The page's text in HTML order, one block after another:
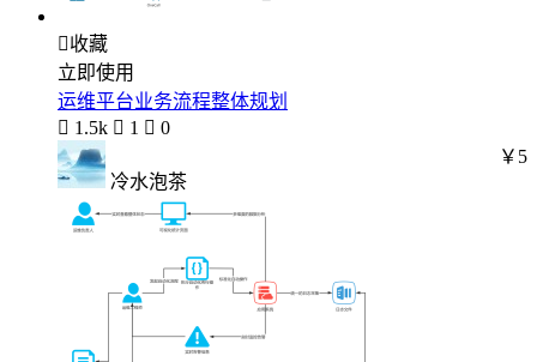
收藏
立即使用
运维平台业务流程整体规划
 1.5k  1  0
冷水泡茶
￥5